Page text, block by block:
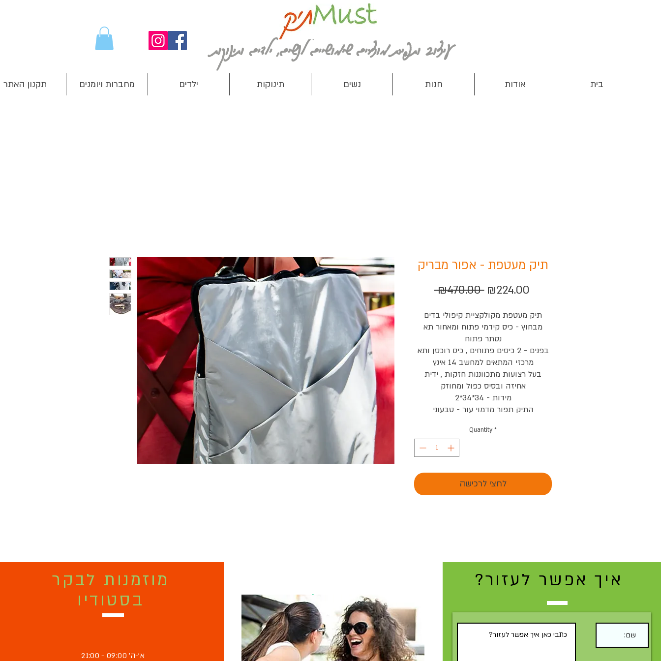
עיצוב ותפירת מוצרים שימושיים לנשים, ילדים ותינוקות
בית אודות חנות נשים תינוקות ילדים מחברות ויומנים תקנון האתר
תיק מעטפת - אפור מבריק
₪470.00 Regular
₪224.00
תיק מעטפת מקולקציית קיפולי בדים
מבחוץ - כיס קידמי פתוח ומאחור תא
נסתר פתוח
בפנים - 2 כיסים פתוחים , כיס רוכסן ותא
מרכזי המתאים למחשב 14 אינץ
בעל רצועות מתכווננות חזקות , ידית
אחיזה ובסיס כפול ומחוזק
מידות - 34*34*2
התיק תפור מדמוי עור - טבעוני
Quantity *
לחצי לרכישה
Submit
מוזמנות לבקר
בסטודיו
א'-ה' 09:00 - 21:00
מוזמנת לבקר
בסטודיו
איך אפשר לעזור?